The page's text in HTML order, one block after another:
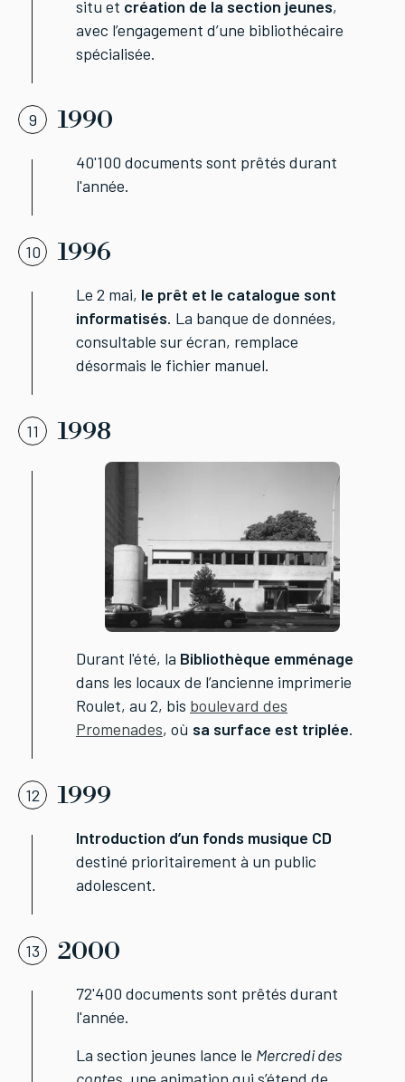
situ et création de la section jeunes,
avec l’engagement d’une bibliothécaire
spécialisée.
9 1990
40'100 documents sont prêtés durant
l'année.
10 1996
Le 2 mai, le prêt et le catalogue sont
informatisés. La banque de données,
consultable sur écran, remplace
désormais le fichier manuel.
11 1998
Durant l'été, la Bibliothèque emménage
dans les locaux de l’ancienne imprimerie
Roulet, au 2, bis boulevard des
Promenades, où sa surface est triplée.
12 1999
Introduction d’un fonds musique CD
destiné prioritairement à un public
adolescent.
13 2000
72'400 documents sont prêtés durant
l'année.
La section jeunes lance le Mercredi des